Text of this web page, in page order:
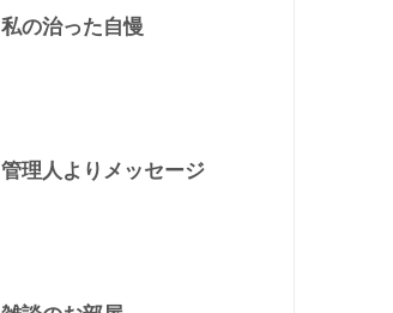
私の治った自慢
管理人よりメッセージ